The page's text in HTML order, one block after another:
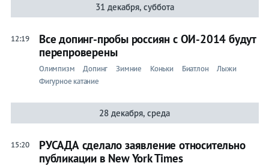
31 декабря, суббота
12:19
Все допинг-пробы россиян с ОИ-2014 будут
перепроверены
Олимпизм Допинг Зимние Коньки Биатлон
Лыжи
Фигурное катание
28 декабря, среда
15:20
РУСАДА сделало заявление относительно
публикации в New York Times